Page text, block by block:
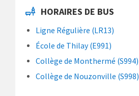
HORAIRES DE BUS
Ligne Régulière (LR13)
École de Thilay (E991)
Collège de Monthermé (S994)
Collège de Nouzonville (S998)